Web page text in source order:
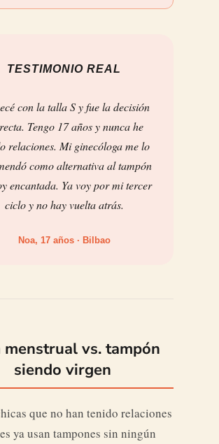
TESTIMONIO REAL
con la talla S y fue la decisión
Tengo 17 años y nunca he
relaciones. Mi ginecóloga me lo
como alternativa al tampón
encantada. Ya voy por mi tercer
ciclo y no hay vuelta atrás.
Noa, 17 años · Bilbao
menstrual vs. tampón
siendo virgen
que no han tenido relaciones
ya usan tampones sin ningún